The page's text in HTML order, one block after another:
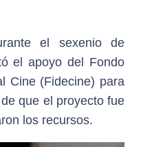
el sexenio de
el apoyo del Fondo
Cine (Fidecine) para
que el proyecto fue
los recursos.